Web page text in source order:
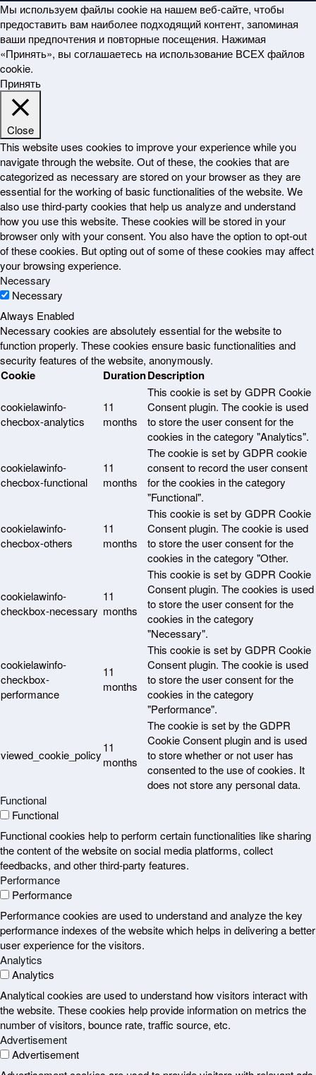
Мы используем файлы cookie на нашем веб-сайте, чтобы
предоставить вам наиболее подходящий контент, запоминая
ваши предпочтения и повторные посещения. Нажимая
«Принять», вы соглашаетесь на использование ВСЕХ файлов
cookie.
Принять
Close
This website uses cookies to improve your experience while you
navigate through the website. Out of these, the cookies that are
categorized as necessary are stored on your browser as they are
essential for the working of basic functionalities of the website. We
also use third-party cookies that help us analyze and understand
how you use this website. These cookies will be stored in your
browser only with your consent. You also have the option to opt-out
of these cookies. But opting out of some of these cookies may affect
your browsing experience.
Necessary
Necessary
Always Enabled
Necessary cookies are absolutely essential for the website to
function properly. These cookies ensure basic functionalities and
security features of the website, anonymously.
Cookie DurationDescription
cookielawinfo-
checbox-analytics
11
months
This cookie is set by GDPR Cookie
Consent plugin. The cookie is used
to store the user consent for the
cookies in the category "Analytics".
cookielawinfo-
checbox-functional
11
months
The cookie is set by GDPR cookie
consent to record the user consent
for the cookies in the category
"Functional".
cookielawinfo-
checbox-others
11
months
This cookie is set by GDPR Cookie
Consent plugin. The cookie is used
to store the user consent for the
cookies in the category "Other.
cookielawinfo-
checkbox-necessary
11
months
This cookie is set by GDPR Cookie
Consent plugin. The cookies is used
to store the user consent for the
cookies in the category
"Necessary".
cookielawinfo-
checkbox-
performance
11
months
This cookie is set by GDPR Cookie
Consent plugin. The cookie is used
to store the user consent for the
cookies in the category
"Performance".
viewed_cookie_policy
11
months
The cookie is set by the GDPR
Cookie Consent plugin and is used
to store whether or not user has
consented to the use of cookies. It
does not store any personal data.
Functional
Functional
Functional cookies help to perform certain functionalities like sharing
the content of the website on social media platforms, collect
feedbacks, and other third-party features.
Performance
Performance
Performance cookies are used to understand and analyze the key
performance indexes of the website which helps in delivering a better
user experience for the visitors.
Analytics
Analytics
Analytical cookies are used to understand how visitors interact with
the website. These cookies help provide information on metrics the
number of visitors, bounce rate, traffic source, etc.
Advertisement
Advertisement